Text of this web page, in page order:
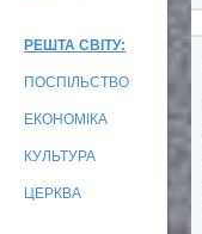
РЕШТА СВІТУ:
ПОСПІЛЬСТВО
ЕКОНОМІКА
КУЛЬТУРА
ЦЕРКВА